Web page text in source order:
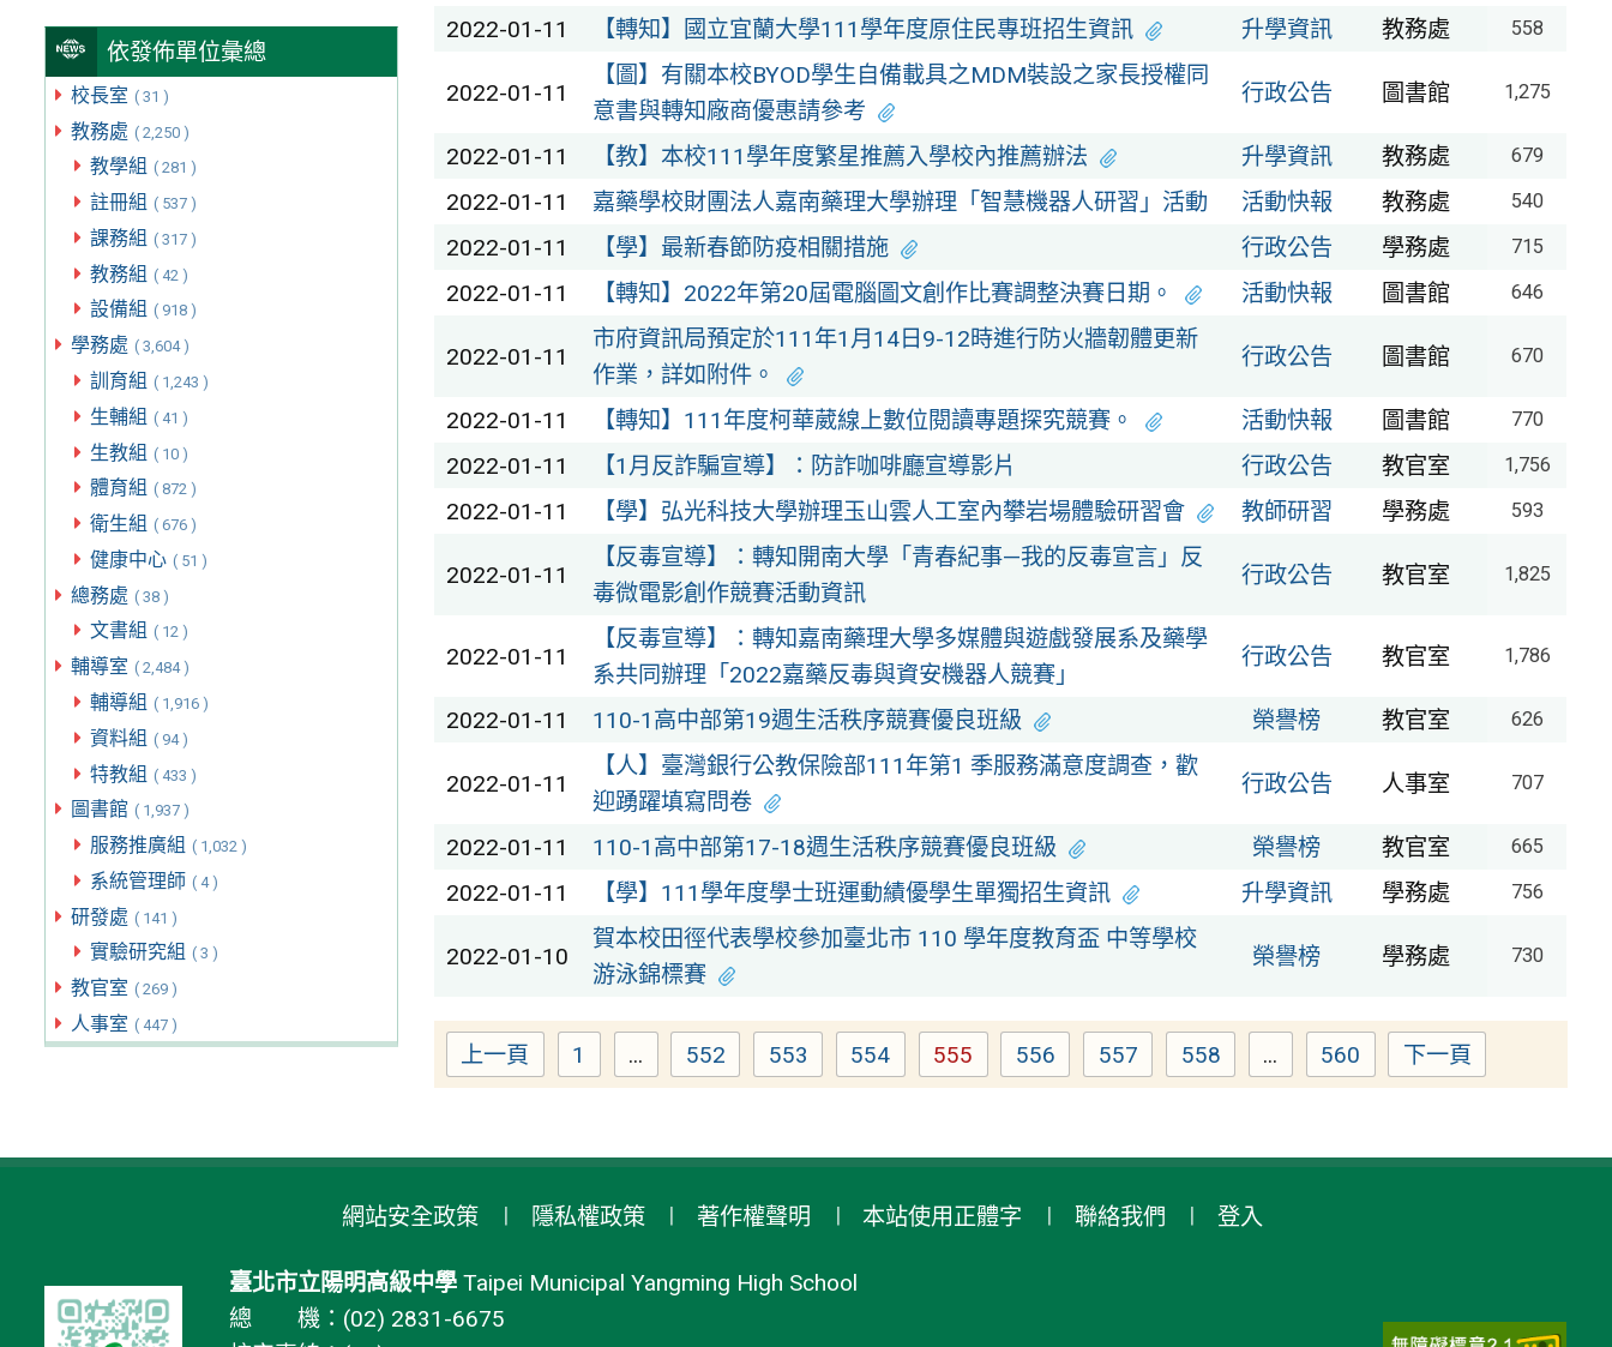
依發佈單位彙總
校長室 ( 31 )
教務處 ( 2,250 )
教學組 ( 281 )
註冊組 ( 537 )
課務組 ( 317 )
教務組 ( 42 )
設備組 ( 918 )
學務處 ( 3,604 )
訓育組 ( 1,243 )
生輔組 ( 41 )
生教組 ( 10 )
體育組 ( 872 )
衛生組 ( 676 )
健康中心 ( 51 )
總務處 ( 38 )
文書組 ( 12 )
輔導室 ( 2,484 )
輔導組 ( 1,916 )
資料組 ( 94 )
特教組 ( 433 )
圖書館 ( 1,937 )
服務推廣組 ( 1,032 )
系統管理師 ( 4 )
研發處 ( 141 )
實驗研究組 ( 3 )
教官室 ( 269 )
人事室 ( 447 )
2022-01-11 【轉知】國立宜蘭大學111學年度原住民專班招生資訊 升學資訊 教務處 558
2022-01-11
【圖】有關本校BYOD學生自備載具之MDM裝設之家長授權同
意書與轉知廠商優惠請參考
行政公告 圖書館 1,275
2022-01-11 【教】本校111學年度繁星推薦入學校內推薦辦法 升學資訊 教務處 679
2022-01-11 嘉藥學校財團法人嘉南藥理大學辦理「智慧機器人研習」活動 活動快報 教務處 540
2022-01-11 【學】最新春節防疫相關措施 行政公告 學務處 715
2022-01-11 【轉知】2022年第20屆電腦圖文創作比賽調整決賽日期。 活動快報 圖書館 646
2022-01-11
市府資訊局預定於111年1月14日9-12時進行防火牆韌體更新
作業，詳如附件。
行政公告 圖書館 670
2022-01-11 【轉知】111年度柯華葳線上數位閱讀專題探究競賽。 活動快報 圖書館 770
2022-01-11 【1月反詐騙宣導】：防詐咖啡廳宣導影片 行政公告 教官室 1,756
2022-01-11 【學】弘光科技大學辦理玉山雲人工室內攀岩場體驗研習會 教師研習 學務處 593
2022-01-11
【反毒宣導】：轉知開南大學「青春紀事—我的反毒宣言」反
毒微電影創作競賽活動資訊
行政公告 教官室 1,825
2022-01-11
【反毒宣導】：轉知嘉南藥理大學多媒體與遊戲發展系及藥學
系共同辦理「2022嘉藥反毒與資安機器人競賽」
行政公告 教官室 1,786
2022-01-11 110-1高中部第19週生活秩序競賽優良班級 榮譽榜 教官室 626
2022-01-11
【人】臺灣銀行公教保險部111年第1 季服務滿意度調查，歡
迎踴躍填寫問卷
行政公告 人事室 707
2022-01-11 110-1高中部第17-18週生活秩序競賽優良班級 榮譽榜 教官室 665
2022-01-11 【學】111學年度學士班運動績優學生單獨招生資訊 升學資訊 學務處 756
2022-01-10
賀本校田徑代表學校參加臺北市 110 學年度教育盃 中等學校
游泳錦標賽
榮譽榜 學務處 730
上一頁 Page
1 ... Page
552 Page
553 Page
554 Page
555 Page
556 Page
557 Page
558 ... Page
560 下一頁
網站安全政策 隱私權政策 著作權聲明 本站使用正體字 聯絡我們 登入
臺北市立陽明高級中學Taipei Municipal Yangming High School
總 機：(02) 2831-6675